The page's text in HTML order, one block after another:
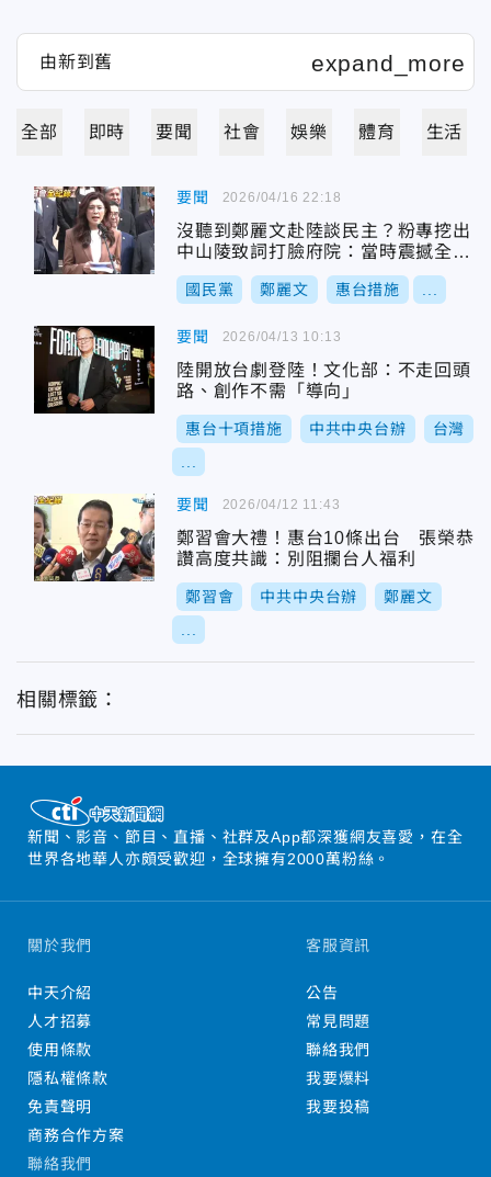
全部 即時 要聞 社會 娛樂 體育 生活
要聞
沒聽到鄭麗文赴陸談民主？粉專挖出
中山陵致詞打臉府院：當時震撼全
場！
國民黨 鄭麗文 惠台措施
2026/04/16 22:18
要聞
陸開放台劇登陸！文化部：不走回頭
路、創作不需「導向」
惠台十項措施 中共中央台辦 台灣
2026/04/13 10:13
要聞
鄭習會大禮！惠台10條出台 張榮恭
讚高度共識：別阻攔台人福利
鄭習會 中共中央台辦 鄭麗文
2026/04/12 11:43
相關標籤：
新聞、影音、節目、直播、社群及App都深獲網友喜愛，在全
世界各地華人亦頗受歡迎，全球擁有2000萬粉絲。
關於我們
中天介紹
人才招募
使用條款
隱私權條款
免責聲明
商務合作方案
客服資訊
公告
常見問題
聯絡我們
我要爆料
我要投稿
聯絡我們